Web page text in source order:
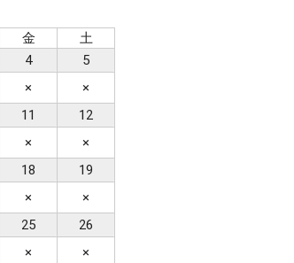
金
土
4
5
×
×
11
12
×
×
18
19
×
×
25
26
×
×